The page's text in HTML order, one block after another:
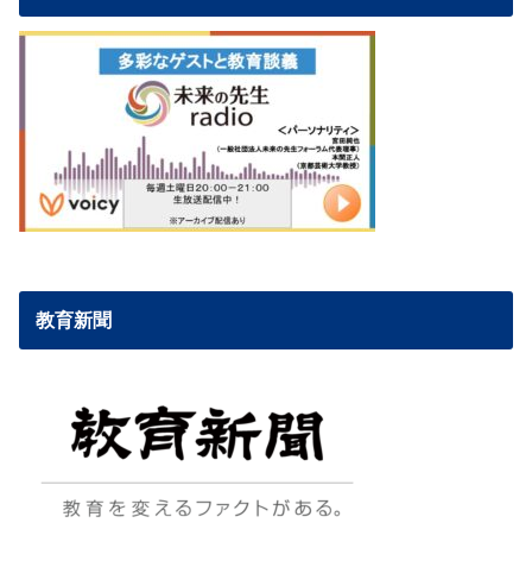
教育新聞